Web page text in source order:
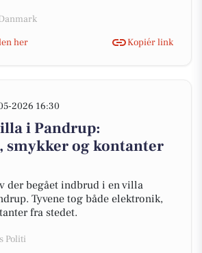
her
Kopiér link
2026 16:30
i Pandrup:
smykker og kontanter
der begået indbrud i en villa
Tyvene tog både elektronik,
fra stedet.
Politi